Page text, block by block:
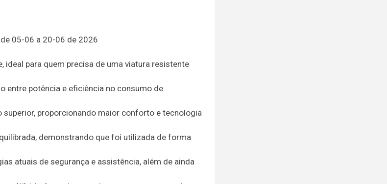
05-06 a 20-06 de 2026
ideal para quem precisa de uma viatura resistente
entre potência e eficiência no consumo de
superior, proporcionando maior conforto e tecnologia
demonstrando que foi utilizada de forma
atuais de segurança e assistência, além de ainda